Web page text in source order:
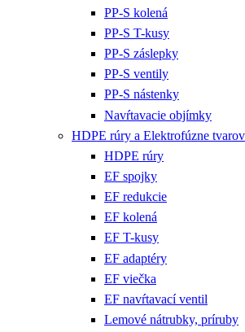
PP-S kolená
PP-S T-kusy
PP-S záslepky
PP-S ventily
PP-S nástenky
Navŕtavacie objímky
HDPE rúry a Elektrofúzne
HDPE rúry
EF spojky
EF redukcie
EF kolená
EF T-kusy
EF adaptéry
EF viečka
EF navŕtavací ventil
Lemové nátrubky, príruby